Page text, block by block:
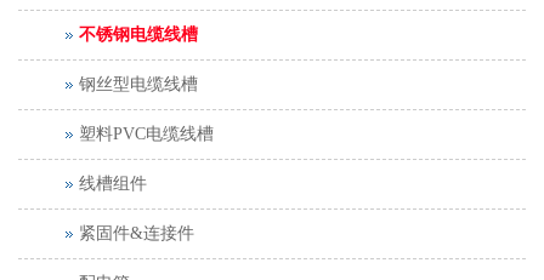
不锈钢电缆线槽
钢丝型电缆线槽
塑料PVC电缆线槽
线槽组件
紧固件&连接件